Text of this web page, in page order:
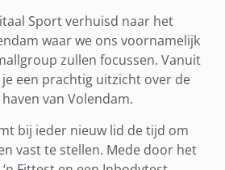
Sport verhuisd naar het
waar we ons voornamelijk
zullen focussen. Vanuit
een prachtig uitzicht over de
van Volendam.
bij ieder nieuw lid de tijd om
vast te stellen. Mede door het